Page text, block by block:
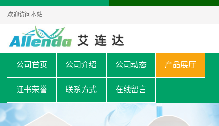
欢迎访问本站！
公司首页 公司介绍 公司动态 产品展厅
证书荣誉 联系方式 在线留言